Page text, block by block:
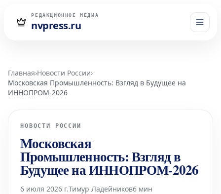
РЕДАКЦИОННОЕ МЕДИА
nvpress.ru
Главная›Новости России›
Московская Промышленность: Взгляд в Будущее на
ИННОПРОМ-2026
НОВОСТИ РОССИИ
Московская
Промышленность: Взгляд в
Будущее на ИННОПРОМ-2026
6 июля 2026 г.Тимур Ладейников6 мин